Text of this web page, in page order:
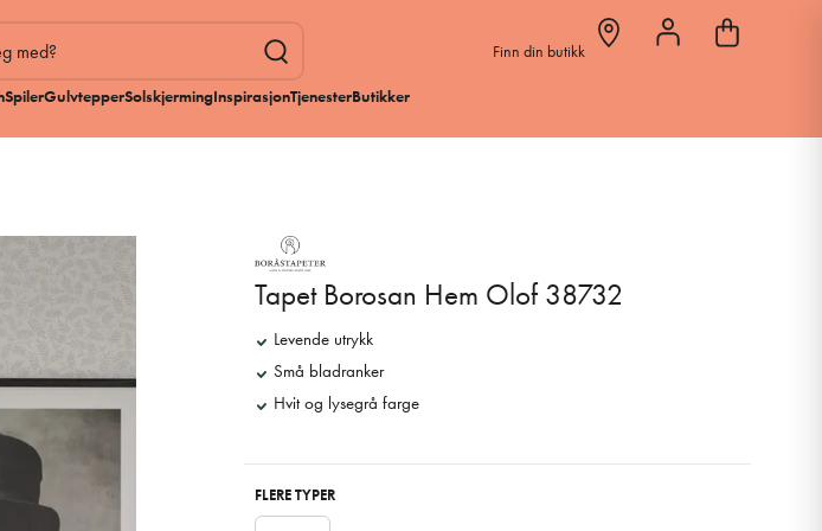
Finn din butikk
SpilerGulvtepperSolskjermingInspirasjonTjenesterButikker
Tapet Borosan Hem Olof 38732
Levende utrykk
Små bladranker
Hvit og lysegrå farge
FLERE TYPER